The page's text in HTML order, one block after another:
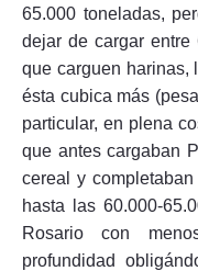
65.000 toneladas,
dejar de cargar
que carguen harinas,
ésta cubica más
particular, en plena
que antes cargaban
cereal y
hasta las 60.000-
Rosario con
profundidad